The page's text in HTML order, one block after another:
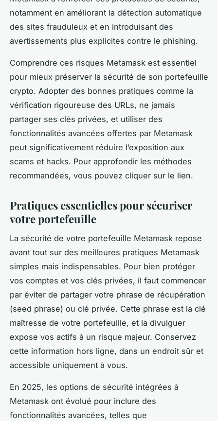
notamment en améliorant la détection automatique
des sites frauduleux et en introduisant des
avertissements plus explicites contre le phishing.
Comprendre ces risques Metamask est essentiel
pour mieux préserver la sécurité de son portefeuille
crypto. Adopter des bonnes pratiques comme la
vérification rigoureuse des URLs, ne jamais
partager ses clés privées, et utiliser des
fonctionnalités avancées offertes par Metamask
peut significativement réduire l’exposition aux
scams et hacks. Pour approfondir les méthodes
recommandées, vous pouvez cliquer sur le lien.
Pratiques essentielles pour sécuriser
votre portefeuille
La sécurité de votre portefeuille Metamask repose
avant tout sur des meilleures pratiques Metamask
simples mais indispensables. Pour bien protéger
vos comptes et vos clés privées, il faut commencer
par éviter de partager votre phrase de récupération
(seed phrase) ou clé privée. Cette phrase est la clé
maîtresse de votre portefeuille, et la divulguer
expose vos actifs à un risque majeur. Conservez
cette information hors ligne, dans un endroit sûr et
accessible uniquement à vous.
En 2025, les options de sécurité intégrées à
Metamask ont évolué pour inclure des
fonctionnalités avancées, telles que